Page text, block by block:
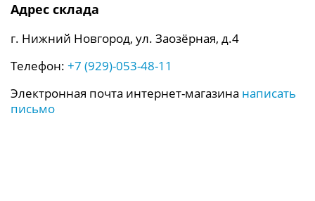
Адрес склада
г. Нижний Новгород, ул. Заозёрная, д.4
Телефон: +7 (929)-053-48-11
Электронная почта интернет-магазина написать
письмо